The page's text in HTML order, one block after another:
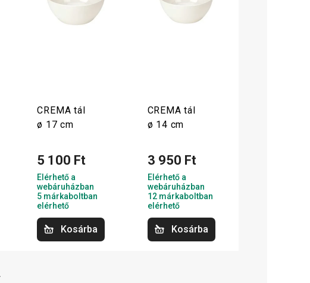
CREMA tál
ø 17 cm
5 100 Ft
Elérhető a
webáruházban
5 márkaboltban
elérhető
Kosárba
CREMA tál
ø 14 cm
3 950 Ft
Elérhető a
webáruházban
12 márkaboltban
elérhető
Kosárba